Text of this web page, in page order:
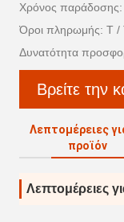
Χρόνος παράδοσης:
Όροι πληρωμής: T /
Δυνατότητα
Βρείτε την
Λεπτομέρειες
προϊόν
Λεπτομέρειες